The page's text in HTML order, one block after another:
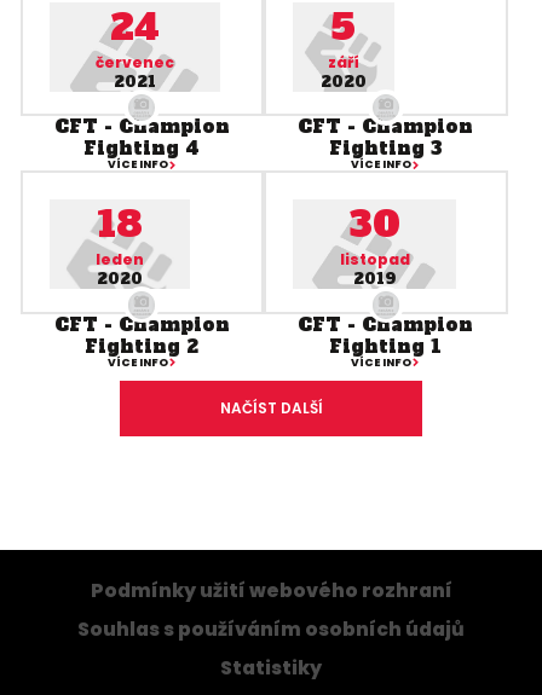
24
červenec
2021
CFT - Champion
Fighting 4
VÍCE INFO
5
září
2020
CFT - Champion
Fighting 3
VÍCE INFO
18
leden
2020
CFT - Champion
Fighting 2
VÍCE INFO
30
listopad
2019
CFT - Champion
Fighting 1
VÍCE INFO
NAČÍST DALŠÍ
Podmínky užití webového rozhraní
Souhlas s používáním osobních údajů
Statistiky